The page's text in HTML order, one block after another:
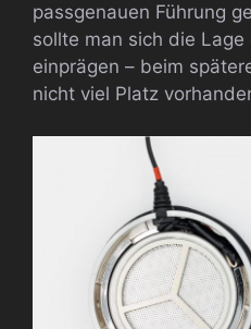
passgenauen Führung
sollte man sich die
einprägen – beim
nicht viel Platz